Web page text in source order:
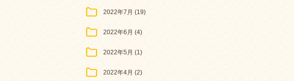
2022年7月 (19)
2022年6月 (4)
2022年5月 (1)
2022年4月 (2)